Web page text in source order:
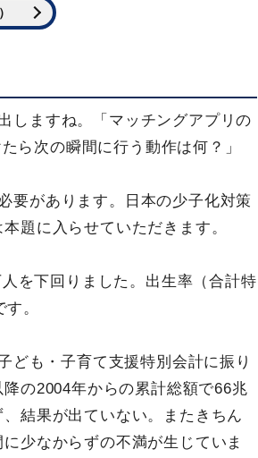
しますね。「マッチングアプリの
ら次の瞬間に行う動作は何？」
要があります。日本の少子化対策
題に入らせていただきます。
を下回りました。出生率（合計特
。
ども・子育て支援特別会計に振り
の2004年からの累計総額で66兆
結果が出ていない。またきちん
少なからずの不満が生じていま